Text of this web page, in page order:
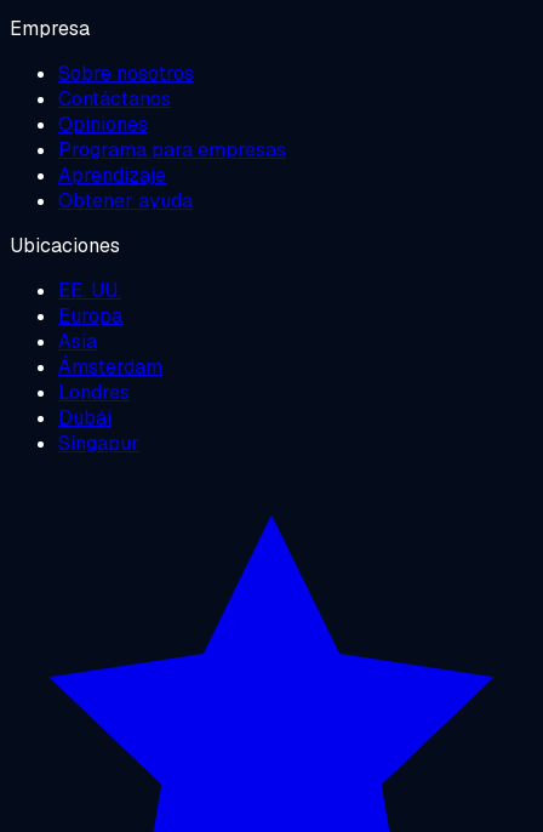
Empresa
Sobre nosotros
Contáctanos
Opiniones
Programa para empresas
Aprendizaje
Obtener ayuda
Ubicaciones
EE. UU.
Europa
Asia
Ámsterdam
Londres
Dubái
Singapur